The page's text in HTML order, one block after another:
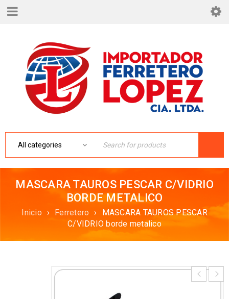
MASCARA TAUROS PESCAR C/VIDRIO
BORDE METALICO
Inicio › Ferretero ›
MASCARA TAUROS PESCAR
C/VIDRIO borde metalico